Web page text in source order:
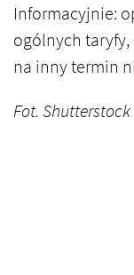
Informacyjnie:
ogólnych
na inny termin
Fot. Shutterstock